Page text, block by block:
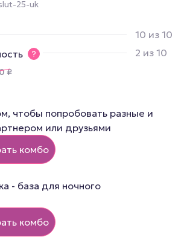
25-uk
10 из 10
2 из 10
₽
чтобы попробовать разные и
или друзьями
комбо
- база для ночного
комбо